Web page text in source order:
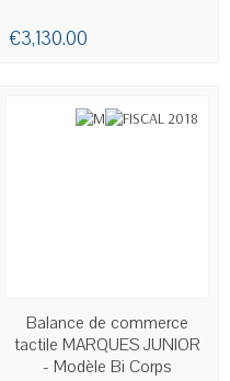
€3,130.00
AVAILABLE
Balance de commerce
tactile MARQUES JUNIOR
- Modèle Bi Corps